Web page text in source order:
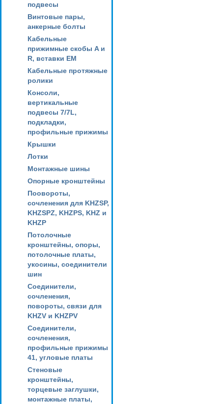
подвесы
Винтовые пары,
анкерные болты
Кабельные
прижимные скобы A и
R, вставки EM
Кабельные протяжные
ролики
Консоли,
вертикальные
подвесы 7/7L,
подкладки,
профильные прижимы
Крышки
Лотки
Монтажные шины
Опорные кронштейны
Поовороты,
сочленения для KHZSP,
KHZSPZ, KHZPS, KHZ и
KHZP
Потолочные
кронштейны, опоры,
потолочные платы,
укосины, соединители
шин
Соединители,
сочленения,
повороты, связи для
KHZV и KHZPV
Соединители,
сочленения,
профильные прижимы
41, угловые платы
Стеновые
кронштейны,
торцевые заглушки,
монтажные платы,